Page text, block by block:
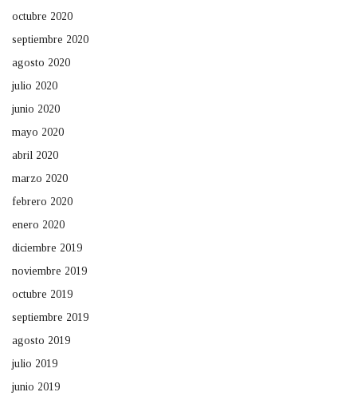
octubre 2020
septiembre 2020
agosto 2020
julio 2020
junio 2020
mayo 2020
abril 2020
marzo 2020
febrero 2020
enero 2020
diciembre 2019
noviembre 2019
octubre 2019
septiembre 2019
agosto 2019
julio 2019
junio 2019